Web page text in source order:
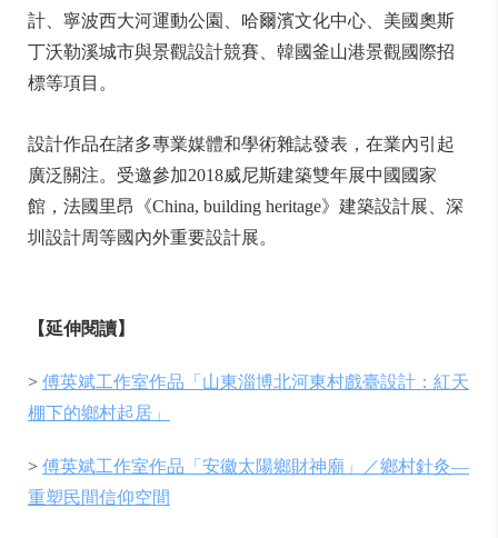
計、寧波西大河運動公園、哈爾濱文化中心、美國奧斯
丁沃勒溪城市與景觀設計競賽、韓國釜山港景觀國際招
標等項目。
設計作品在諸多專業媒體和學術雜誌發表，在業內引起
廣泛關注。受邀參加2018威尼斯建築雙年展中國國家
館，法國里昂《China, building heritage》建築設計展、深
圳設計周等國內外重要設計展。
【延伸閱讀】
> 傅英斌工作室作品「山東淄博北河東村戲臺設計：紅天
棚下的鄉村起居」
> 傅英斌工作室作品「安徽太陽鄉財神廟」／鄉村針灸—
重塑民間信仰空間